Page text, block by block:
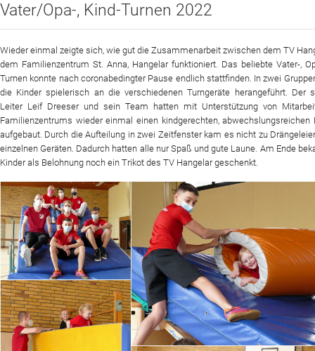
Veranstaltungen
Verein
Website
News
Vater/Opa-, Kind-Turnen 2022
Wieder einmal zeigte sich, wie gut die Zusammenarbeit zwischen dem TV
dem Familienzentrum St. Anna, Hangelar funktioniert. Das beliebte Vater-,
Turnen konnte nach coronabedingter Pause endlich stattfinden. In zwei
die Kinder spielerisch an die verschiedenen Turngeräte herangeführt. Der
Leiter Leif Dreeser und sein Team hatten mit Unterstützung von
Familienzentrums wieder einmal einen kindgerechten, abwechslungsreichen
aufgebaut. Durch die Aufteilung in zwei Zeitfenster kam es nicht zu
einzelnen Geräten. Dadurch hatten alle nur Spaß und gute Laune. Am Ende
Kinder als Belohnung noch ein Trikot des TV Hangelar geschenkt.